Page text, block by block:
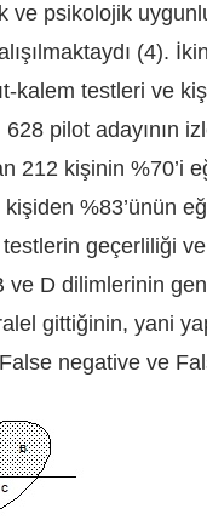
ve psikolojik
(4).
kalem testleri ve
pilot adayının
212 kişinin %70’i
%83’ünün
geçerliliği
ve D dilimlerinin
gittiğinin, yani
False negative ve